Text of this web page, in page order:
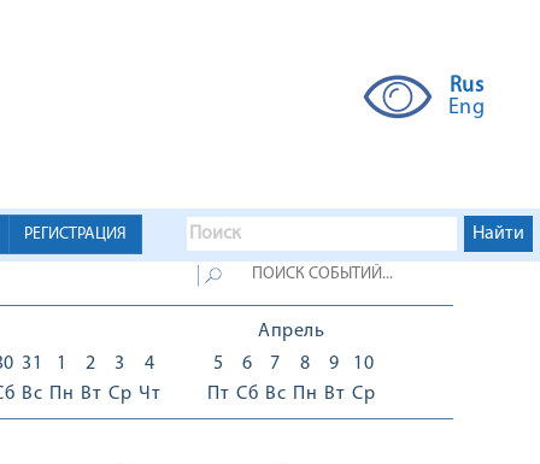
Rus
Eng
РЕГИСТРАЦИЯ
31
Вс
1
Пн
2
Вт
3
Ср
4
Чт
Апрель
5
Пт
6
Сб
7
Вс
8
Пн
9
Вт
10
Ср